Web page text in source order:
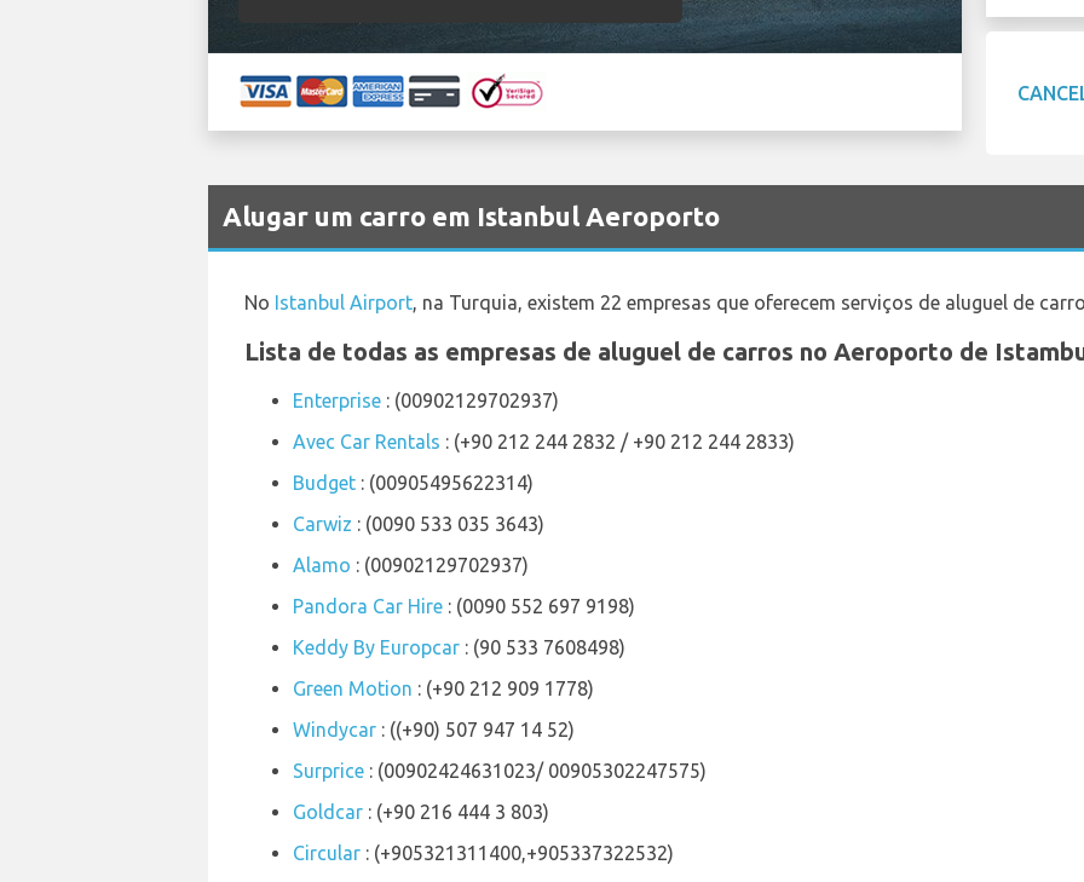
Alugar um carro em Istanbul Aeroporto
No Istanbul Airport, na Turquia, existem 22 empresas que oferecem serviços de aluguel de
Lista de todas as empresas de aluguel de carros no Aeroporto de
Enterprise : (00902129702937)
Avec Car Rentals : (+90 212 244 2832 / +90 212 244 2833)
Budget : (00905495622314)
Carwiz : (0090 533 035 3643)
Alamo : (00902129702937)
Pandora Car Hire : (0090 552 697 9198)
Keddy By Europcar : (90 533 7608498)
Green Motion : (+90 212 909 1778)
Windycar : ((+90) 507 947 14 52)
Surprice : (00902424631023/ 00905302247575)
Goldcar : (+90 216 444 3 803)
Circular : (+905321311400,+905337322532)